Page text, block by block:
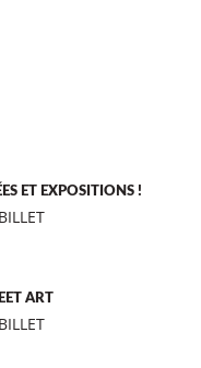
ET EXPOSITIONS !
ART